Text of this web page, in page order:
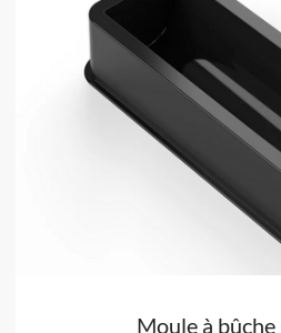
Moule à